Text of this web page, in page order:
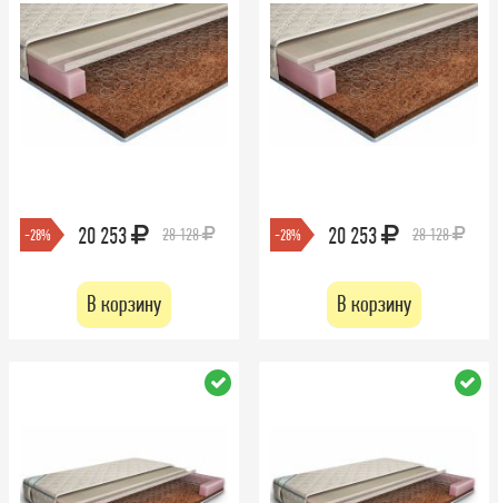
-28% 20 253 28 128
В корзину
-28% 20 253 28 128
В корзину